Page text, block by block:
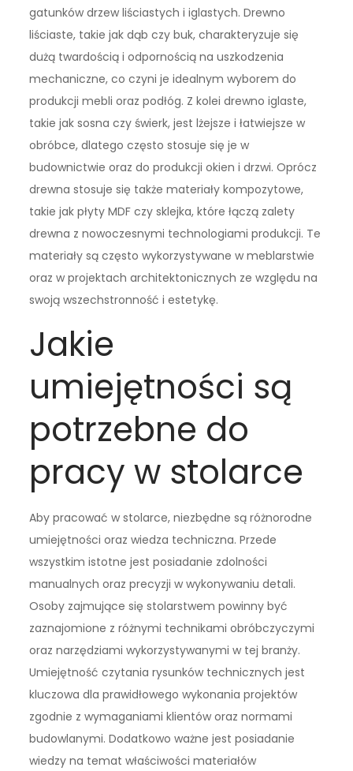
gatunków drzew liściastych i iglastych. Drewno
liściaste, takie jak dąb czy buk, charakteryzuje się
dużą twardością i odpornością na uszkodzenia
mechaniczne, co czyni je idealnym wyborem do
produkcji mebli oraz podłóg. Z kolei drewno iglaste,
takie jak sosna czy świerk, jest lżejsze i łatwiejsze w
obróbce, dlatego często stosuje się je w
budownictwie oraz do produkcji okien i drzwi. Oprócz
drewna stosuje się także materiały kompozytowe,
takie jak płyty MDF czy sklejka, które łączą zalety
drewna z nowoczesnymi technologiami produkcji. Te
materiały są często wykorzystywane w meblarstwie
oraz w projektach architektonicznych ze względu na
swoją wszechstronność i estetykę.
Jakie
umiejętności są
potrzebne do
pracy w stolarce
Aby pracować w stolarce, niezbędne są różnorodne
umiejętności oraz wiedza techniczna. Przede
wszystkim istotne jest posiadanie zdolności
manualnych oraz precyzji w wykonywaniu detali.
Osoby zajmujące się stolarstwem powinny być
zaznajomione z różnymi technikami obróbczyczymi
oraz narzędziami wykorzystywanymi w tej branży.
Umiejętność czytania rysunków technicznych jest
kluczowa dla prawidłowego wykonania projektów
zgodnie z wymaganiami klientów oraz normami
budowlanymi. Dodatkowo ważne jest posiadanie
wiedzy na temat właściwości materiałów